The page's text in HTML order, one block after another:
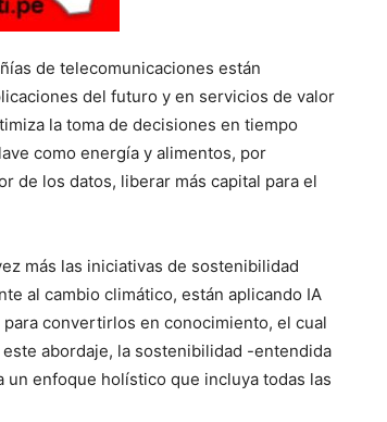
de telecomunicaciones están
del futuro y en servicios de valor
la toma de decisiones en tiempo
como energía y alimentos, por
de los datos, liberar más capital para el
más las iniciativas de sostenibilidad
al cambio climático, están aplicando IA
convertirlos en conocimiento, el cual
abordaje, la sostenibilidad -entendida
enfoque holístico que incluya todas las